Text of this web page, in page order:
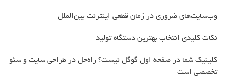
وب‌سایت‌های ضروری در زمان قطعی اینترنت بین‌الملل
نکات کلیدی انتخاب بهترین دستگاه تولید
کلینیک شما در صفحه اول گوگل نیست؟ راه‌حل در طراحی سایت و سئو
تخصصی است